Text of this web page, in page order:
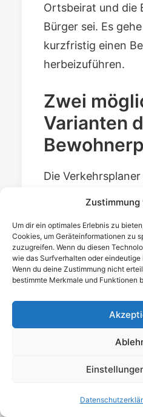
Um dir ein optimales Erlebnis zu
Cookies, um Geräteinformationen zu
zuzugreifen. Wenn du diesen
wie das Surfverhalten oder
Wenn du deine Zustimmung nicht
bestimmte Merkmale und Funktionen
Ortsbeirat und die
Bürger sei. Es
kurzfristig einen
herbeizuführen.
Zwei
Varianten
Die
Bereichen
Reichsapfelstraße
der
Voraussetzungen
anderem eine
der vorhandenen
Parkmöglichkeiten